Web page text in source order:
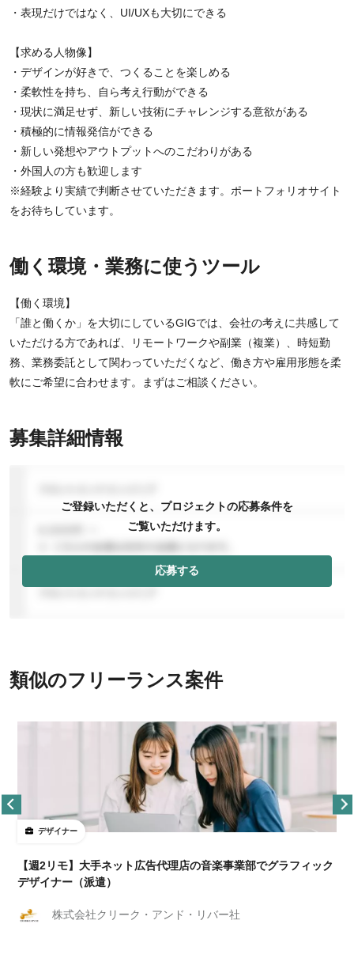
・表現だけではなく、UI/UXも大切にできる
【求める人物像】
・デザインが好きで、つくることを楽しめる
・柔軟性を持ち、自ら考え行動ができる
・現状に満足せず、新しい技術にチャレンジする意欲がある
・積極的に情報発信ができる
・新しい発想やアウトプットへのこだわりがある
・外国人の方も歓迎します
※経験より実績で判断させていただきます。ポートフォリオサイト
をお待ちしています。
働く環境・業務に使うツール
【働く環境】
「誰と働くか」を大切にしているGIGでは、会社の考えに共感して
いただける方であれば、リモートワークや副業（複業）、時短勤
務、業務委託として関わっていただくなど、働き方や雇用形態を柔
軟にご希望に合わせます。まずはご相談ください。
募集詳細情報
ご登録いただくと、プロジェクトの応募条件を
ご覧いただけます。
応募する
類似のフリーランス案件
デザイナー
【週2リモ】大手ネット広告代理店の音楽事業部でグラフィック
デザイナー（派遣）
株式会社クリーク・アンド・リバー社